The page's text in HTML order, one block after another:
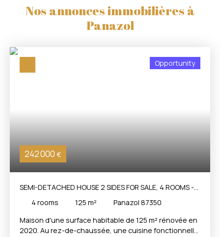
Nos annonces immobilières à
Panazol
242 000 €
Opportunity
SEMI-DETACHED HOUSE 2 SIDES FOR SALE, 4 ROOMS -
4 rooms 125 m²
Panazol 87350
Maison d'une surface habitable de 125 m² rénovée en
2020. Au rez-de-chaussée, une cuisine fonctionnelle,